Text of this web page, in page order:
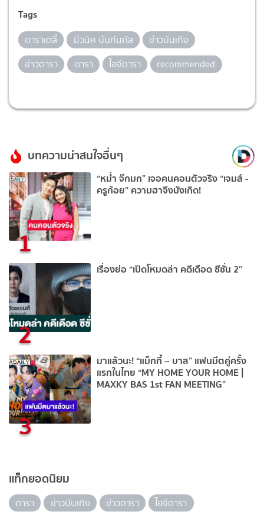
Tags
ดาราเดลี่ มิวนิค นันท์นภัส
ข่าวบันเทิง
ข่าวดารา
ดารา ไอจีดารา recommended
บทความน่าสนใจอื่นๆ
1
“หม่ำ จ๊กมก” เจอคนคอนตัวจริง “เจมส์ -
ครูก้อย” ความฮาจึงบังเกิด!
2
เรื่องย่อ “เปิดโหมดล่า คดีเดือด ซีซั่น 2”
3
มาแล้วนะ! “แม็กกี้ – บาส” แฟนมีตคู่ครั้ง
แรกในไทย “MY HOME YOUR HOME |
MAXKY BAS 1st FAN MEETING”
แท็กยอดนิยม
ดารา ข่าวบันเทิง ข่าวดารา
ไอจีดารา